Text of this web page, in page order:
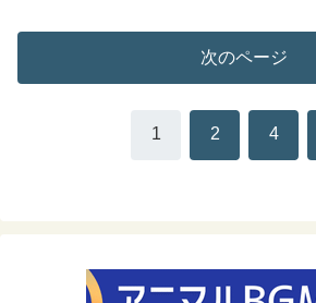
次のページ
1 2 4